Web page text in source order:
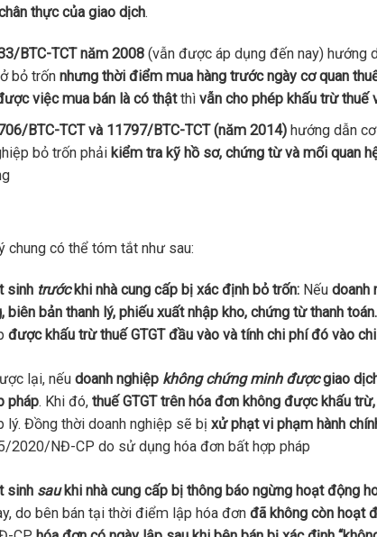
thực của giao dịch.
BTC-TCT năm 2008 (vẫn được áp dụng đến nay) hướng
bỏ trốn nhưng thời điểm mua hàng trước ngày cơ quan
việc mua bán là có thậtthì vẫn cho phép khấu trừ thuế
BTC-TCT và 11797/BTC-TCT (năm 2014) hướng dẫn
bỏ trốn phải kiểm tra kỹ hồ sơ, chứng từ và mối quan
chung có thể tóm tắt như sau:
sinh trướckhi nhà cung cấp bị xác định bỏ trốn: Nếu doanh
biên bản thanh lý, phiếu xuất nhập kho, chứng từ thanh
được khấu trừ thuế GTGT đầu vào và tính chi phí đó vào
lại, nếudoanh nghiệp không chứng minh đượcgiao
pháp. Khi đó,thuế GTGT trên hóa đơn không được khấu
lý. Đồng thời doanh nghiệp sẽ bịxử phạt vi phạm hành
2020/NĐ-CP do sử dụng hóa đơn bất hợp pháp
sinh saukhi nhà cung cấp bị thông báo ngừng hoạt động
do bên bán tại thời điểm lập hóa đơn đã không còn hoạt